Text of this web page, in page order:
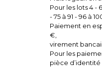
Pour les lots 4 - 6
- 75 à 91 - 96 à
Paiement en
€,
virement
Pour les
pièce